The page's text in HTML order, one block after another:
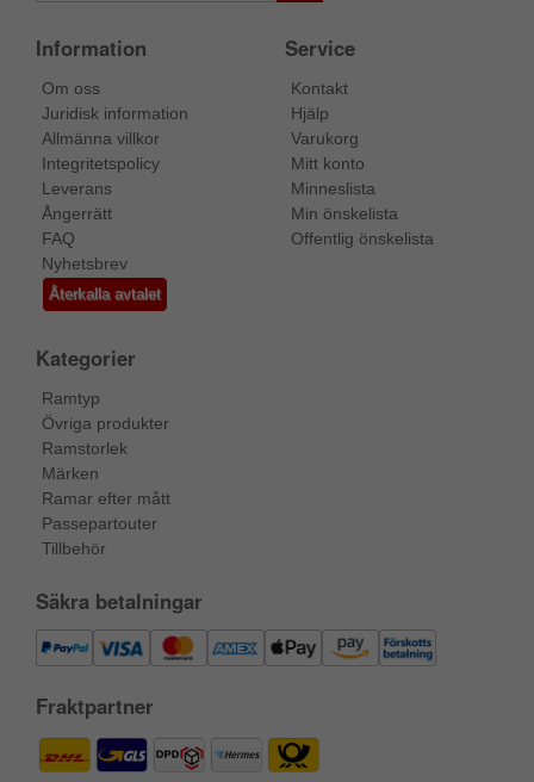
Information
Om oss
Juridisk information
Allmänna villkor
Integritetspolicy
Leverans
Ångerrätt
FAQ
Nyhetsbrev
Återkalla avtalet
Service
Kontakt
Hjälp
Varukorg
Mitt konto
Minneslista
Min önskelista
Offentlig önskelista
Kategorier
Ramtyp
Övriga produkter
Ramstorlek
Märken
Ramar efter mått
Passepartouter
Tillbehör
Säkra betalningar
Fraktpartner